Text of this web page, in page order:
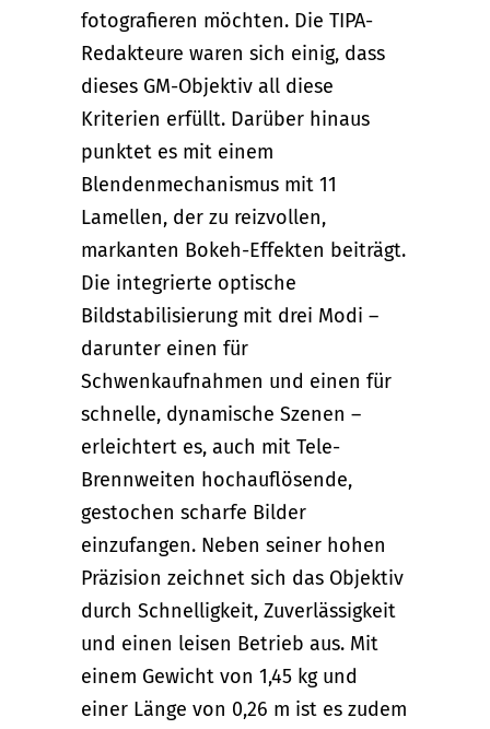
fotografieren möchten. Die TIPA-
Redakteure waren sich einig, dass
dieses GM-Objektiv all diese
Kriterien erfüllt. Darüber hinaus
punktet es mit einem
Blendenmechanismus mit 11
Lamellen, der zu reizvollen,
markanten Bokeh-Effekten beiträgt.
Die integrierte optische
Bildstabilisierung mit drei Modi –
darunter einen für
Schwenkaufnahmen und einen für
schnelle, dynamische Szenen –
erleichtert es, auch mit Tele-
Brennweiten hochauflösende,
gestochen scharfe Bilder
einzufangen. Neben seiner hohen
Präzision zeichnet sich das Objektiv
durch Schnelligkeit, Zuverlässigkeit
und einen leisen Betrieb aus. Mit
einem Gewicht von 1,45 kg und
einer Länge von 0,26 m ist es zudem